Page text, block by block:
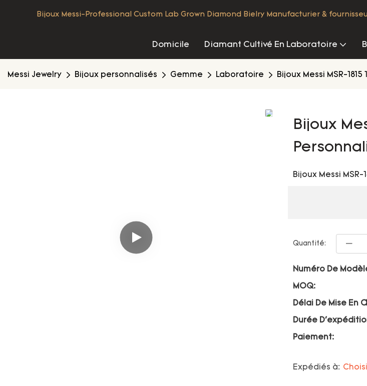
Bijoux Messi-Professional Custom Lab Grown Diamond Bielry Manufacturier &
Domicile Diamant Cultivé En Laboratoire
Messi Jewelry Bijoux personnalisés Gemme Laboratoire Bijoux Messi MSR-
Bijoux
Bijoux Messi
Quantité:
Numéro De
MOQ:
Délai De Mise En
Durée
Paiement:
Expédiés à: